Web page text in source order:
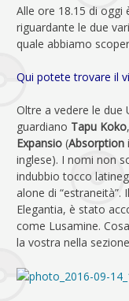
Alle ore 18.15 di
riguardante le due
quale abbiamo
Qui potete trovare il
Oltre a vedere le due
guardiano Tapu Koko
Expansio (Absorption
inglese). I nomi non
indubbio tocco
alone di
Elegantia, è stato
come Lusamine.
la vostra nella